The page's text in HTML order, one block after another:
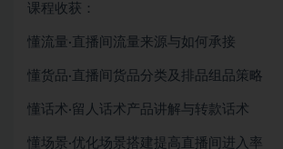
课程收获：
懂流量·直播间流量来源与如何承接
懂货品·直播间货品分类及排品组品策略
懂话术·留人话术产品讲解与转款话术
懂场景·优化场景搭建提高直播间进入率